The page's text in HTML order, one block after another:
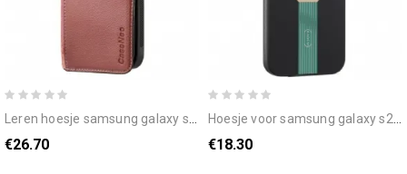
leren hoesje samsung galaxy s25 plus 5g caseneo magnetisch afneembare kast bescherming hoesje
€26.70
hoesje voor samsung galaxy s25 plus 5g kadem horloge
€18.30